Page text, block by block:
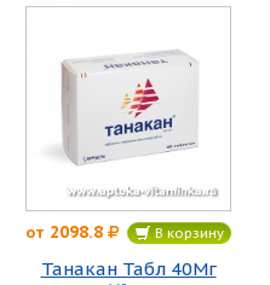
от 2098.8 В корзину
Танакан Табл 40Мг